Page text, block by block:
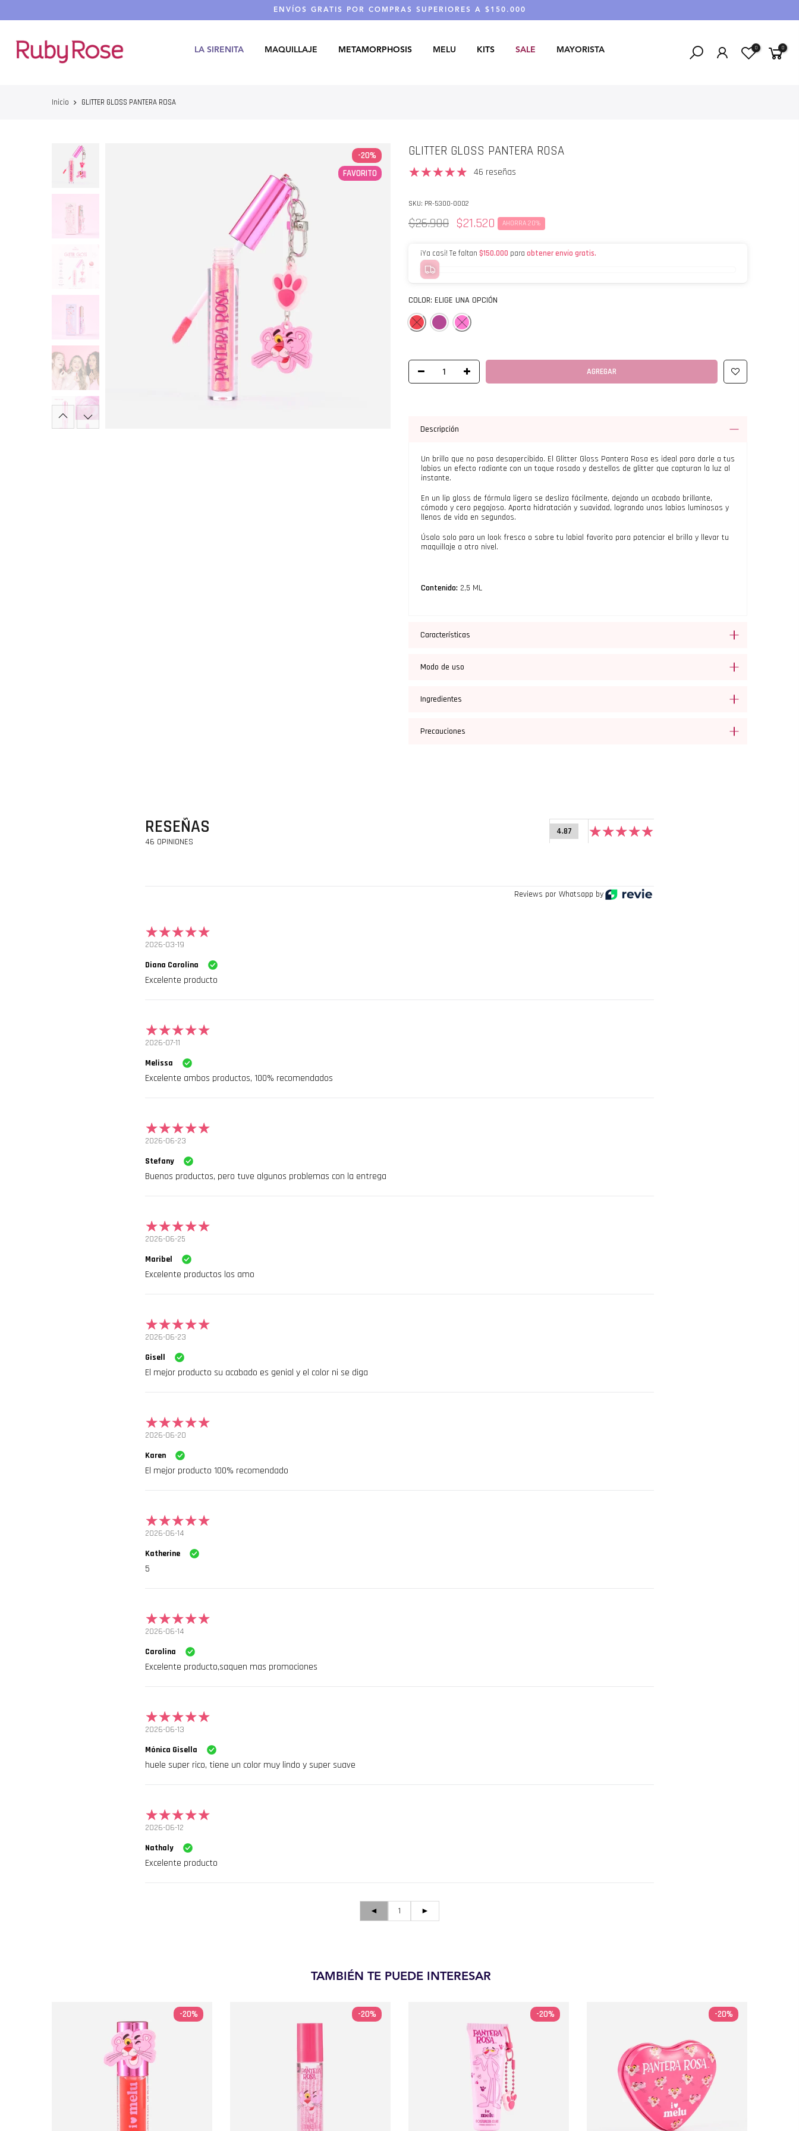
contenido
ENVÍOS GRATIS POR COMPRAS SUPERIORES A $150.000
LA SIRENITA MAQUILLAJE METAMORPHOSIS MELU KITS SALE MAYORISTA 0 0
Inicio GLITTER GLOSS PANTERA ROSA
-20%
FAVORITO
GLITTER GLOSS PANTERA ROSA
46 reseñas
SKU: PR-5300-0002
$26.900 $21.520 AHORRA 20%
¡Ya casi! Te faltan $150.000 para obtener envío gratis.
COLOR: ELIGE UNA OPCIÓN
AGREGAR
Descripción
Un brillo que no pasa desapercibido. El Glitter Gloss Pantera Rosa es ideal para darle a tus
labios un efecto radiante con un toque rosado y destellos de glitter que capturan la luz al
instante.
En un lip gloss de fórmula ligera se desliza fácilmente, dejando un acabado brillante,
cómodo y cero pegajoso. Aporta hidratación y suavidad, logrando unos labios luminosos y
llenos de vida en segundos.
Úsalo solo para un look fresco o sobre tu labial favorito para potenciar el brillo y llevar tu
maquillaje a otro nivel.
Contenido: 2,5 ML
Características
Modo de uso
Ingredientes
Precauciones
RESEÑAS
46 OPINIONES
4.87
Reviews por Whatsapp by
2026-03-19
Diana Carolina
Excelente producto
2026-07-11
Melissa
Excelente ambos productos, 100% recomendados
2026-06-23
Stefany
Buenos productos, pero tuve algunos problemas con la entrega
2026-06-25
Maribel
Excelente productos los amo
2026-06-23
Gisell
El mejor producto su acabado es genial y el color ni se diga
2026-06-20
Karen
El mejor producto 100% recomendado
2026-06-14
Katherine
5
2026-06-14
Carolina
Excelente producto,saquen mas promociones
2026-06-13
Mónica Gisella
huele super rico, tiene un color muy lindo y super suave
2026-06-12
Nathaly
Excelente producto
◄ 1 ►
TAMBIÉN TE PUEDE INTERESAR
-20% -20% -20% -20%